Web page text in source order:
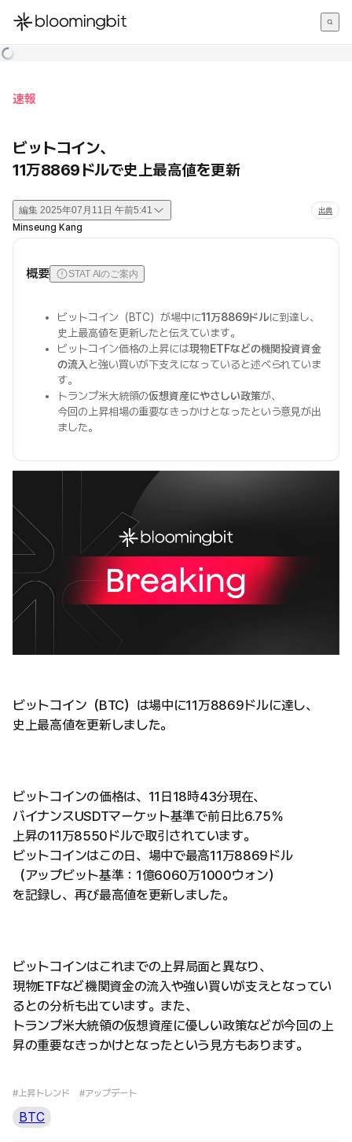
한국어
速報
ビットコイン、
11万8869ドルで史上最高値を更新
編集 2025年07月11日 午前5:41 出典
Minseung Kang
概要 STAT AIのご案内
ビットコイン（BTC）が場中に11万8869ドルに到達し、
史上最高値を更新したと伝えています。
ビットコイン価格の上昇には現物ETFなどの機関投資資金
の流入 と強い買いが下支えになっていると述べられていま
す。
トランプ米大統領の仮想資産にやさしい政策が、
今回の上昇相場の重要なきっかけとなったという意見が出
ました。
ビットコイン（BTC）は場中に11万8869ドルに達し、
史上最高値を更新しました。
ビットコインの価格は、11日18時43分現在、
バイナンスUSDTマーケット基準で前日比6.75％
上昇の11万8550ドルで取引されています。
ビットコインはこの日、場中で最高11万8869ドル
（アップビット基準：1億6060万1000ウォン）
を記録し、再び最高値を更新しました。
ビットコインはこれまでの上昇局面と異なり、
現物ETFなど機関資金の流入や強い買いが支えとなってい
るとの分析も出ています。また、
トランプ米大統領の仮想資産に優しい政策などが今回の上
昇の重要なきっかけとなったという見方もあります。
#上昇トレンド #アップデート
BTC